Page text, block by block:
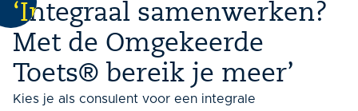
‘Integraal samenwerken?
Met de Omgekeerde
Toets® bereik je meer’
Kies je als consulent voor een integrale